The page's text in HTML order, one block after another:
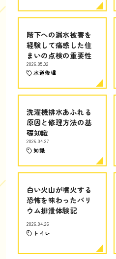
階下への漏水被害を
経験して痛感した住
まいの点検の重要性
2026.05.02
水道修理
洗濯機排水あふれる
原因と修理方法の基
礎知識
2026.04.27
知識
白い火山が噴火する
恐怖を味わったバリ
ウム排泄体験記
2026.04.26
トイレ